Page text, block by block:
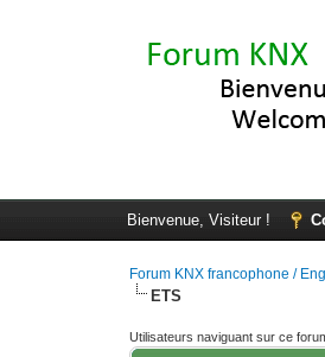
Bienvenue, Visiteur !
Forum KNX francophone /
ETS
Utilisateurs naviguant sur ce